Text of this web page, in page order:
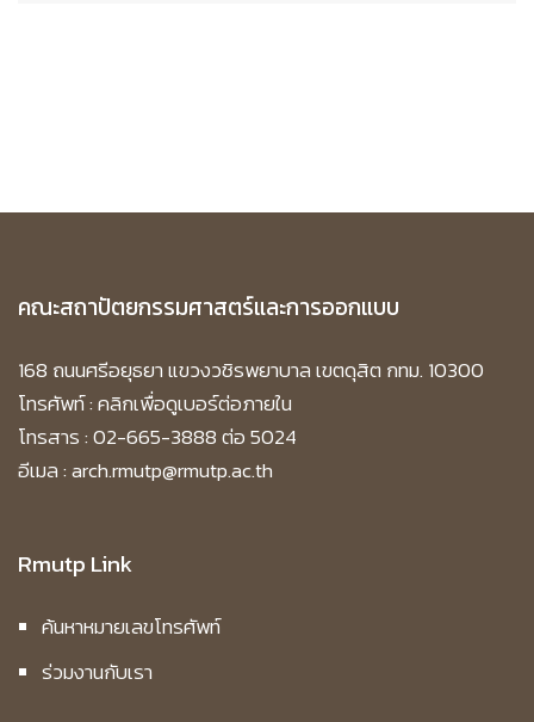
คณะสถาปัตยกรรมศาสตร์และการออกแบบ
168 ถนนศรีอยุธยา แขวงวชิรพยาบาล เขตดุสิต กทม. 10300
โทรศัพท์ :คลิกเพื่อดูเบอร์ต่อภายใน
โทรสาร : 02-665-3888 ต่อ 5024
อีเมล : arch.rmutp@rmutp.ac.th
Rmutp Link
ค้นหาหมายเลขโทรศัพท์
ร่วมงานกับเรา